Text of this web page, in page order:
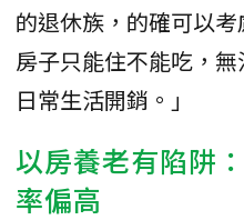
的退休族，的確可以
房子只能住不能吃，
日常生活開銷。」
以房養老有陷阱
率偏高